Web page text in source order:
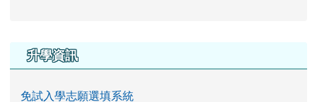
右邊區域內容
升學資訊
免試入學志願選填系統